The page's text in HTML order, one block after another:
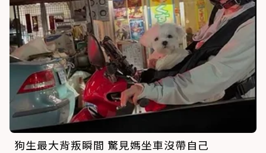
狗生最大背叛瞬間 驚見媽坐車沒帶自己